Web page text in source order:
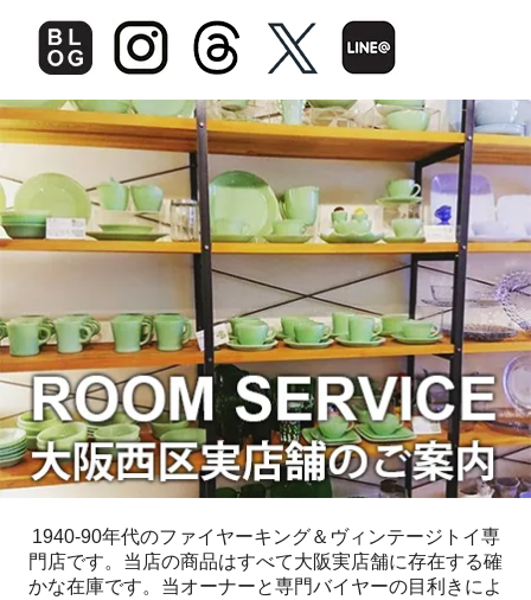
1940-90年代のファイヤーキング＆ヴィンテージトイ専
門店です。当店の商品はすべて大阪実店舗に存在する確
かな在庫です。当オーナーと専門バイヤーの目利きによ